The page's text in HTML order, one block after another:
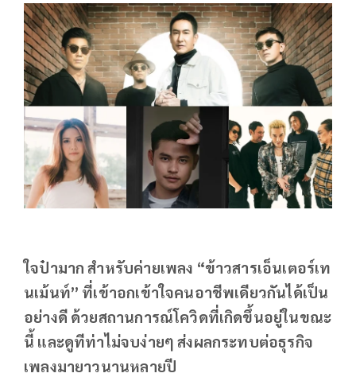
ใจป๋ามาก สำหรับค่ายเพลง “ข้าวสารเอ็นเตอร์เท
นเม้นท์” ที่เข้าอกเข้าใจคนอาชีพเดียวกันได้เป็น
อย่างดี ด้วยสถานการณ์โควิดที่เกิดขึ้นอยู่ในขณะ
นี้ และดูทีท่าไม่จบง่ายๆ ส่งผลกระทบต่อธุรกิจ
เพลงมายาวนานหลายปี